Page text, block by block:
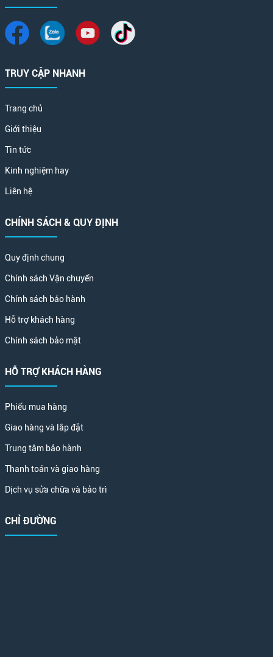
TRUY CẬP NHANH
Trang chủ
Giới thiệu
Tin tức
Kinh nghiệm hay
Liên hệ
CHÍNH SÁCH & QUY ĐỊNH
Quy định chung
Chính sách Vận chuyển
Chính sách bảo hành
Hỗ trợ khách hàng
Chính sách bảo mật
HỖ TRỢ KHÁCH HÀNG
Phiếu mua hàng
Giao hàng và lắp đặt
Trung tâm bảo hành
Thanh toán và giao hàng
Dịch vụ sửa chữa và bảo trì
CHỈ ĐƯỜNG